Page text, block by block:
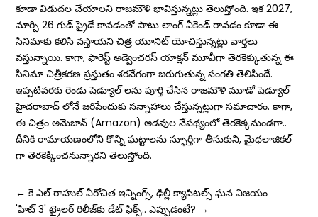
కూడా విడుదల చేయాలని రాజమౌళి భావిస్తున్నట్లు తెలుస్తోంది. ఇక 2027,
మార్చి 26 గుడ్ ఫ్రైడే కావడంతో పాటు లాంగ్ వీకెండ్ రావడం కూడా ఈ
సినిమాకు కలిసి వస్తాయని చిత్ర యూనిట్ యోచిస్తున్నట్లు వార్తలు
వస్తున్నాయి. కాగా, ఫారెస్ట్‌ అడ్వెంచరస్‌ యాక్షన్‌ మూవీగా తెరకెక్కుతున్న ఈ
సినిమా చిత్రీకరణ ప్రస్తుతం శరవేగంగా జరుగుతున్న సంగతి తెలిసిందే.
ఇప్పటివరకు రెండు షెడ్యూల్ లను పూర్తి చేసిన రాజమౌళి మూడో షెడ్యూల్
హైదరాబాద్ లోనే జరిపేందుకు సన్నాహాలు చేస్తున్నట్లుగా స‌మాచారం. కాగా,
ఈ చిత్రం అమెజాన్‌ (Amazon) అడవుల నేపథ్యంలో తెరకెక్కనుండగా..
దీనికి రామాయణంలోని కొన్ని ఘట్టాలను స్ఫూర్తిగా తీసుకుని, మైథలాజికల్
గా తెరకెక్కించనున్నారని తెలుస్తోంది.
←కె ఎల్ రాహుల్ వీరోచిత ఇన్నింగ్స్, ఢిల్లీ క్యాపిటల్స్ ఘన విజయం
'హిట్‌ 3' ట్రైలర్‌ రిలీజ్‌కు డేట్ ఫిక్స్.. ఎప్పుడంటే? →